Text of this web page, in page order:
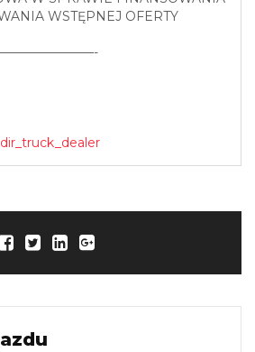
WSTĘPNEJ OFERTY